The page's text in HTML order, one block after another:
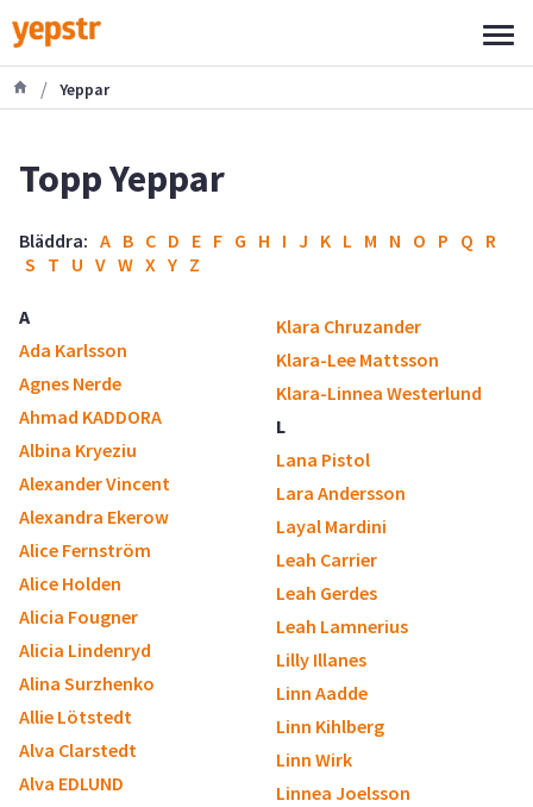
/ Yeppar
Topp Yeppar
Bläddra: A B C D E F G H I J K L M N O P Q R
S T U V W X Y Z
A
Ada Karlsson
Agnes Nerde
Ahmad KADDORA
Albina Kryeziu
Alexander Vincent
Alexandra Ekerow
Alice Fernström
Alice Holden
Alicia Fougner
Alicia Lindenryd
Alina Surzhenko
Allie Lötstedt
Alva Clarstedt
Alva EDLUND
Klara Chruzander
Klara-Lee Mattsson
Klara-Linnea Westerlund
L
Lana Pistol
Lara Andersson
Layal Mardini
Leah Carrier
Leah Gerdes
Leah Lamnerius
Lilly Illanes
Linn Aadde
Linn Kihlberg
Linn Wirk
Linnea Joelsson